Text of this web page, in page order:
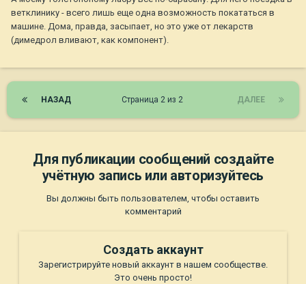
ветклинику - всего лишь еще одна возможность покататься в
машине. Дома, правда, засыпает, но это уже от лекарств
(димедрол вливают, как компонент).
НАЗАД ДАЛЕЕ
Страница 2 из 2
Для публикации сообщений создайте
учётную запись или авторизуйтесь
Вы должны быть пользователем, чтобы оставить
комментарий
Создать аккаунт
Зарегистрируйте новый аккаунт в нашем сообществе.
Это очень просто!